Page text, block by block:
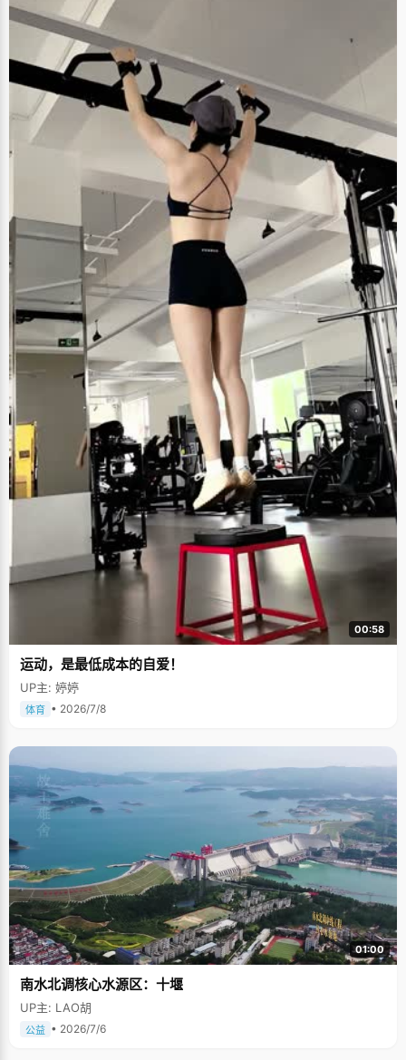
00:58
运动，是最低成本的自爱！
UP主: 婷婷
体育 • 2026/7/8
01:00
南水北调核心水源区：十堰
UP主: LAO胡
公益 • 2026/7/6